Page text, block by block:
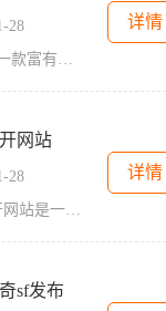
28
999传奇网是一款富有传奇色彩的网络游戏，是广大玩家争相追捧的热门游戏之一。本文将为大家详细介绍999传奇网的游戏特色以及具体玩法。999传奇网是一款根据经典游戏“传奇”改编
详情
网站
28
老版传奇新开网站是一款经典的2D游戏，以角色扮演为主题，吸引了无数玩家的关注。这款游戏具有万人在线、玩家互动、多人在线交互等特点，给玩家带来了全新的游戏体验。传奇游戏
详情
sf发布